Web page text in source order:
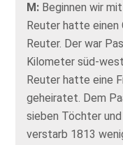
M: Beginnen wir
Reuter hatte einen
Reuter. Der war
Kilometer süd-
Reuter hatte eine
geheiratet. Dem
sieben Töchter
verstarb 1813